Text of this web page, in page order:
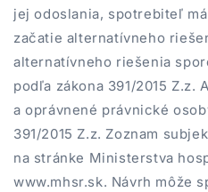
jej odoslania, spotrebiteľ
začatie alternatívneho
alternatívneho riešenia
podľa zákona 391/2015 Z.z.
a oprávnené právnické
391/2015 Z.z. Zoznam
na stránke Ministerstva
www.mhsr.sk. Návrh môže